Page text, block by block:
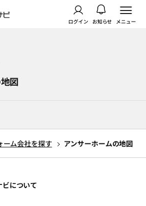
ログイン お知らせ メニュー
図
ーム会社を探す アンサーホームの地図
ビについて